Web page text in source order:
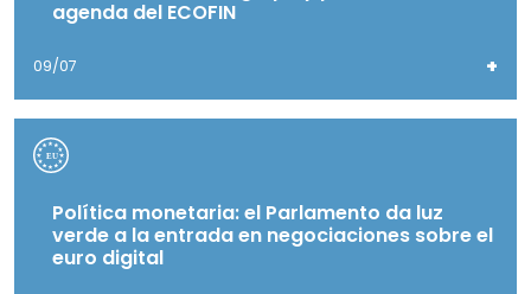
agenda del ECOFIN
09/07 +
Política monetaria: el Parlamento da luz
verde a la entrada en negociaciones sobre el
euro digital